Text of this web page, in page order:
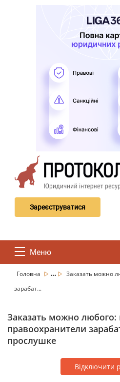
Зареєструватися
Меню
Головна ...
Заказать можно
зарабат...
Заказать можно любого:
правоохранители
прослушке
Відключити